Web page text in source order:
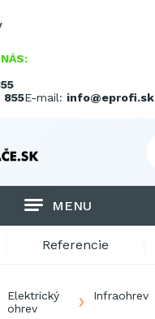
855E-mail: info@eprofi.sk
MENU
Referencie
Elektrický
ohrev
Infraohrev